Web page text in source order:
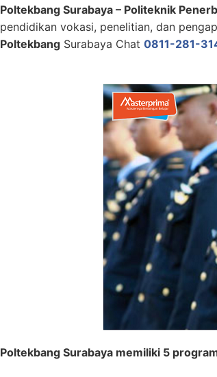
Poltekbang Surabaya – Politeknik
pendidikan vokasi, penelitian, dan
Poltekbang Surabaya Chat 0811-281-
Poltekbang Surabaya memiliki 5